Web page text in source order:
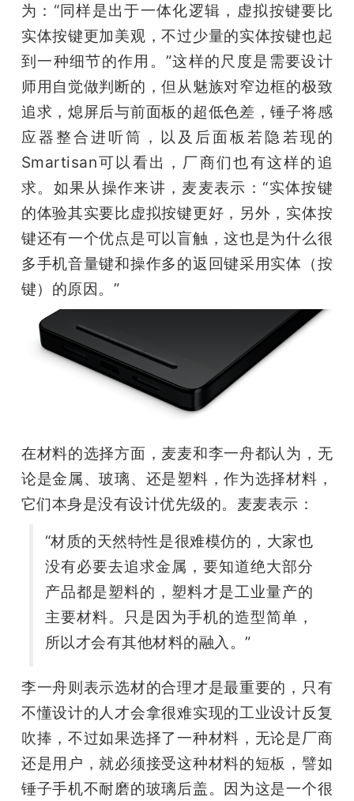
为：“同样是出于一体化逻辑，虚拟按键要比
实体按键更加美观，不过少量的实体按键也起
到一种细节的作用。”这样的尺度是需要设计
师用自觉做判断的，但从魅族对窄边框的极致
追求，熄屏后与前面板的超低色差，锤子将感
应器整合进听筒，以及后面板若隐若现的
Smartisan可以看出，厂商们也有这样的追
求。如果从操作来讲，麦麦表示：“实体按键
的体验其实要比虚拟按键更好，另外，实体按
键还有一个优点是可以盲触，这也是为什么很
多手机音量键和操作多的返回键采用实体（按
键）的原因。”
在材料的选择方面，麦麦和李一舟都认为，无
论是金属、玻璃、还是塑料，作为选择材料，
它们本身是没有设计优先级的。麦麦表示：
“材质的天然特性是很难模仿的，大家也
没有必要去追求金属，要知道绝大部分
产品都是塑料的，塑料才是工业量产的
主要材料。只是因为手机的造型简单，
所以才会有其他材料的融入。”
李一舟则表示选材的合理才是最重要的，只有
不懂设计的人才会拿很难实现的工业设计反复
吹捧，不过如果选择了一种材料，无论是厂商
还是用户，就必须接受这种材料的短板，譬如
锤子手机不耐磨的玻璃后盖。因为这是一个很